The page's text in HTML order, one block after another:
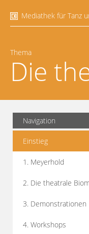
Mediathek für Tanz
Thema
Die
Navigation
Einstieg
1. Meyerhold
2. Die theatrale
3. Demonstrationen
4. Workshops